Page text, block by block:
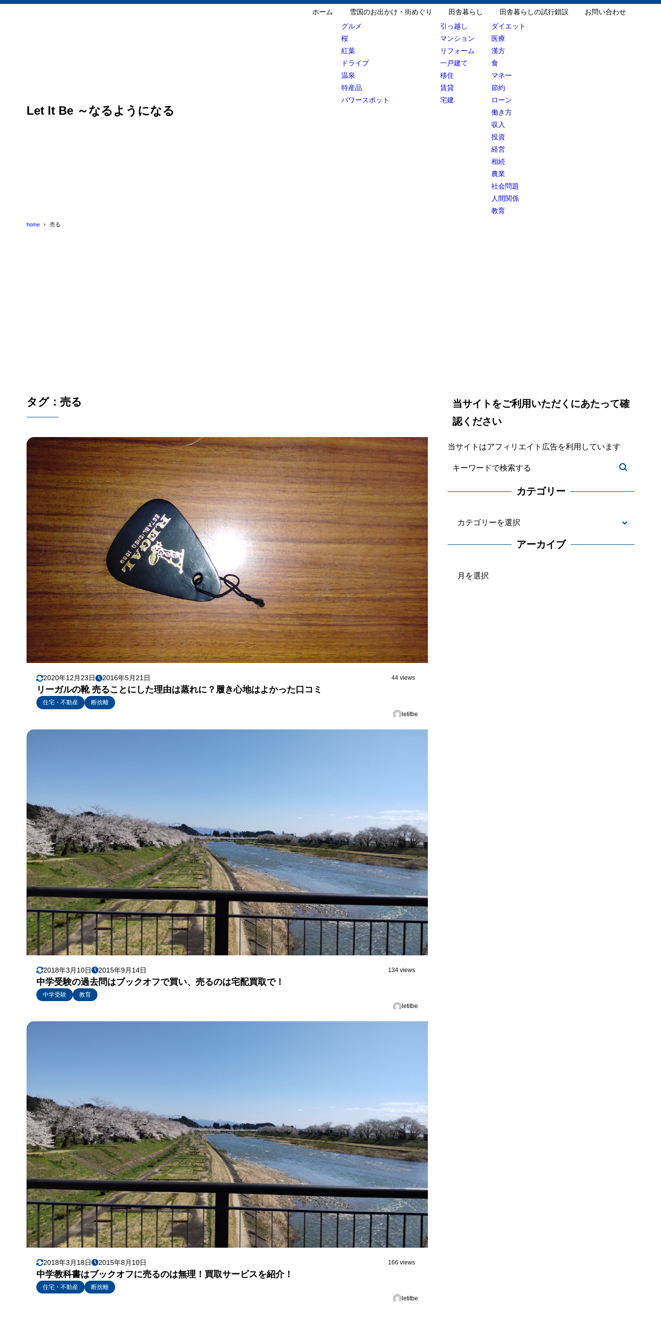
Let It Be ～なるようになる
ホーム
雪国のお出かけ・街めぐり
グルメ
桜
紅葉
ドライブ
温泉
特産品
パワースポット
田舎暮らし
引っ越し
マンション
リフォーム
一戸建て
移住
賃貸
宅建
田舎暮らしの試行錯誤
ダイエット
医療
漢方
食
マネー
節約
ローン
働き方
収入
投資
経営
相続
農業
社会問題
人間関係
教育
お問い合わせ
home 売る
タグ：売る
2020年12月23日 2016年5月21日 44 views
リーガルの靴 売ることにした理由は蒸れに？履き心地はよかった口コミ
住宅・不動産
断捨離
letitbe
2018年3月10日 2015年9月14日 134 views
中学受験の過去問はブックオフで買い、売るのは宅配買取で！
中学受験
教育
letitbe
2018年3月18日 2015年8月10日 166 views
中学教科書はブックオフに売るのは無理！買取サービスを紹介！
住宅・不動産
断捨離
letitbe
当サイトをご利用いただくにあたって確
認ください
当サイトはアフィリエイト広告を利用しています
カテゴリー
テ
アーカイブ